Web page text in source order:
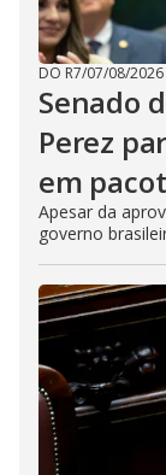
DO R7/07/08/2026
Senado
Perez
em
Apesar da
governo